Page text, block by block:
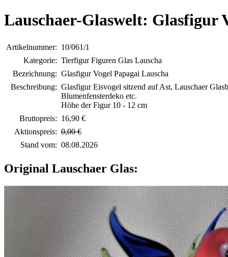
Lauschaer-Glaswelt: Glasfigur
Artikelnummer: 10/061/1
Kategorie: Tierfigur Figuren Glas Lauscha
Bezeichnung: Glasfigur Vogel Papagai Lauscha
Beschreibung: Glasfigur Eisvogel sitzend auf Ast, Lauschaer
Blumenfensterdeko etc.
Höhe der Figur 10 - 12 cm
Bruttopreis: 16,90 €
Aktionspreis: 0,00 €
Stand vom: 08.08.2026
Original Lauschaer Glas: